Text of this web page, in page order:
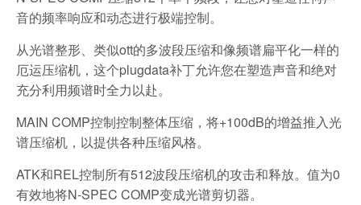
音的频率响应和动态进行极端控制。
从光谱整形、类似ott的多波段压缩和像频谱扁平化一样的
厄运压缩机，这个plugdata补丁允许您在塑造声音和绝对
充分利用频谱时全力以赴。
MAIN COMP控制控制整体压缩，将+100dB的增益推入光
谱压缩机，以提供各种压缩风格。
ATK和REL控制所有512波段压缩机的攻击和释放。值为0
有效地将N-SPEC COMP变成光谱剪切器。